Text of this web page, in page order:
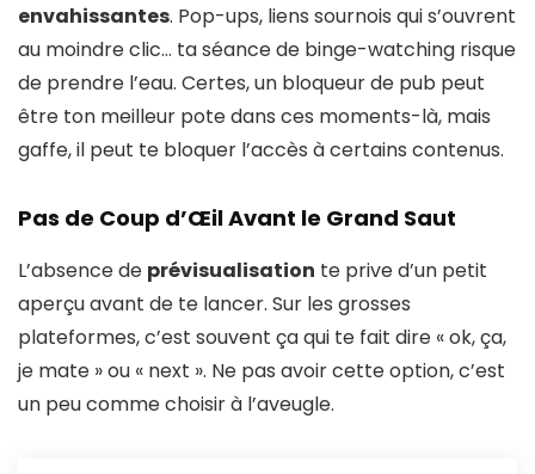
envahissantes. Pop-ups, liens sournois qui s’ouvrent
au moindre clic… ta séance de binge-watching risque
de prendre l’eau. Certes, un bloqueur de pub peut
être ton meilleur pote dans ces moments-là, mais
gaffe, il peut te bloquer l’accès à certains contenus.
Pas de Coup d’Œil Avant le Grand Saut
L’absence de prévisualisation te prive d’un petit
aperçu avant de te lancer. Sur les grosses
plateformes, c’est souvent ça qui te fait dire « ok, ça,
je mate » ou « next ». Ne pas avoir cette option, c’est
un peu comme choisir à l’aveugle.